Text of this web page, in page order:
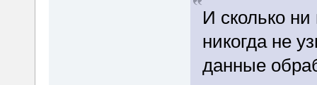
И сколько
никогда не
данные